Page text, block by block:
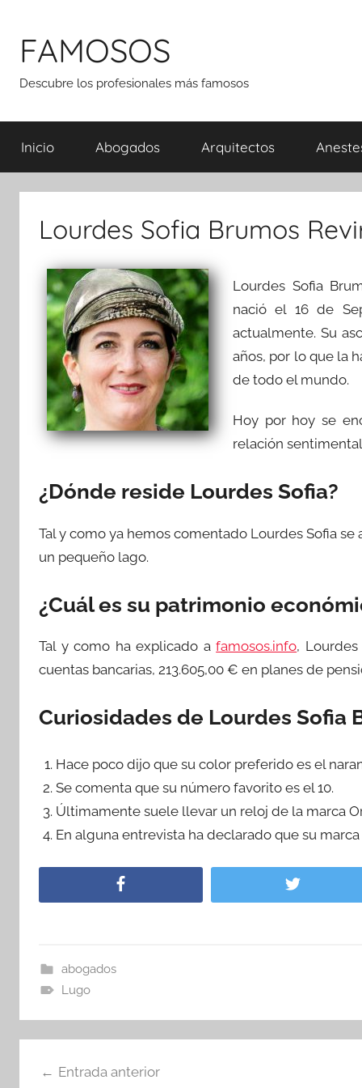
contenido
FAMOSOS
Descubre los profesionales más famosos
Inicio Abogados Arquitectos
Lourdes Sofia Brumos
Lourdes Sofia
nació el 16 de
actualmente. Su
años, por lo que la
de todo el mundo.
Hoy por hoy se
relación
¿Dónde reside Lourdes Sofia?
Tal y como ya hemos comentado Lourdes Sofia se
un pequeño lago.
¿Cuál es su patrimonio
Tal y como ha explicado afamosos.info,
cuentas bancarias, 213.605,00 € en planes de
Curiosidades de Lourdes Sofia
Hace poco dijo que su color preferido es el
Se comenta que su número favorito es el 10.
Últimamente suele llevar un reloj de la marca
En alguna entrevista ha declarado que su
abogados
Lugo
de
Entrada anterior